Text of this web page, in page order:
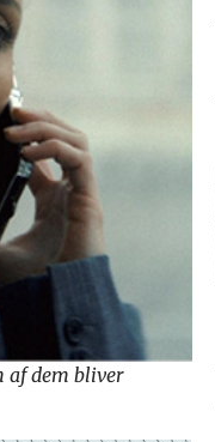
af dem bliver